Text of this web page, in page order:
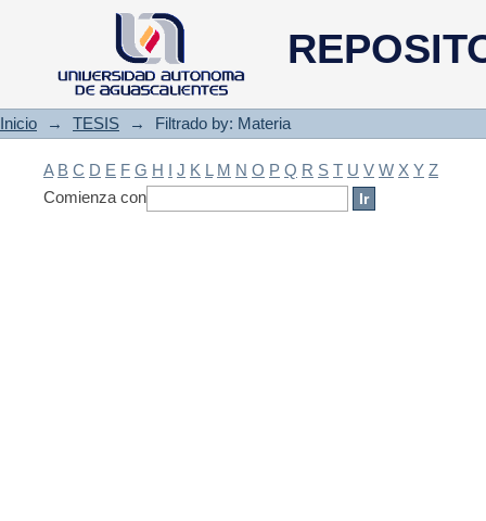
Filtrado by: Materia
Inicio → TESIS → Filtrado by: Materia
A B C D E F G H I J K L M N O P Q R S T U V W X Y Z
Comienza con